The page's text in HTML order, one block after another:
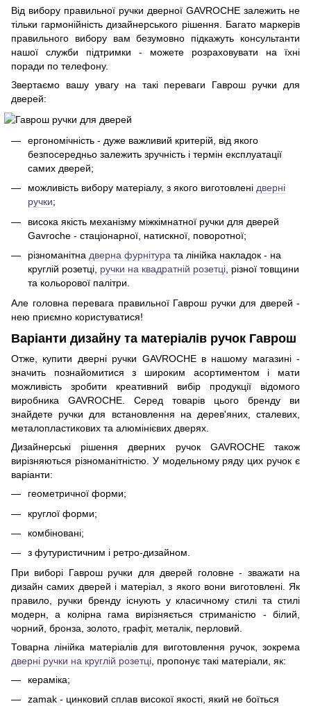
Від вибору правильної ручки дверної GAVROCHE залежить не
тільки гармонійність дизайнерського рішення. Багато маркерів
правильного вибору вам безумовно підкажуть консультанти
нашої служби підтримки - можете розраховувати на їхні
поради по телефону.
Звертаємо вашу увагу на такі переваги Гаврош ручки для
дверей:
ергономічність - дуже важливий критерій, від якого
безпосередньо залежить зручність і термін експлуатації
самих дверей;
можливість вибору матеріалу, з якого виготовлені дверні
ручки;
висока якість механізму міжкімнатної ручки для дверей
Gavroche - стаціонарної, натискної, поворотної;
різноманітна дверна фурнітура та лінійка накладок - на
круглій розетці, ручки на квадратній розетці , різної товщини
та кольорової палітри.
Але головна перевага правильної Гаврош ручки для дверей -
нею приємно користуватися!
Варіанти дизайну та матеріалів ручок Гаврош
Отже, купити дверні ручки GAVROCHE в нашому магазині -
значить познайомитися з широким асортиментом і мати
можливість зробити креативний вибір продукції відомого
виробника GAVROCHE. Серед товарів цього бренду ви
знайдете ручки для встановлення на дерев'яних, сталевих,
металопластикових та алюмінієвих дверях.
Дизайнерські рішення дверних ручок GAVROCHE також
вирізняються різноманітністю. У модельному ряду цих ручок є
варіанти:
геометричної форми;
круглої форми;
комбіновані;
з футуристичним і ретро-дизайном.
При виборі Гаврош ручки для дверей головне - зважати на
дизайн самих дверей і матеріал, з якого вони виготовлені. Як
правило, ручки бренду існують у класичному стилі та стилі
модерн, а колірна гама вирізняється стриманістю - білий,
чорний, бронза, золото, графіт, металік, перловий.
Товарна лінійка матеріалів для виготовлення ручок, зокрема
дверні ручки на круглій розетці , пропонує такі матеріали, як:
кераміка;
zamak - цинковий сплав високої якості, який не боїться